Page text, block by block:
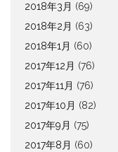
2018年3月 (69)
2018年2月 (63)
2018年1月 (60)
2017年12月 (76)
2017年11月 (76)
2017年10月 (82)
2017年9月 (75)
2017年8月 (60)